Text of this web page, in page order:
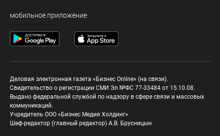
мобильное приложение
Деловая электронная газета «Бизнес Online» (на связи).
Свидетельство о регистрации СМИ Эл №ФС 77-33484 от 15.10.08.
Выдано федеральной службой по надзору в сфере связи и массовых
коммуникаций.
Учредитель ООО «Бизнес Медия Холдинг»
Шеф-редактор (главный редактор) А.В. Брусницын